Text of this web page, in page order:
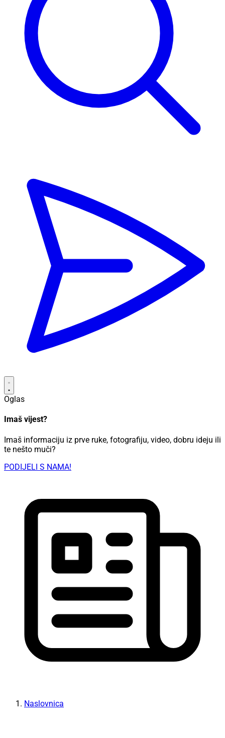
Oglas
Imaš vijest?
Imaš informaciju iz prve ruke, fotografiju, video, dobru ideju ili
te nešto muči?
PODIJELI S NAMA!
Naslovnica